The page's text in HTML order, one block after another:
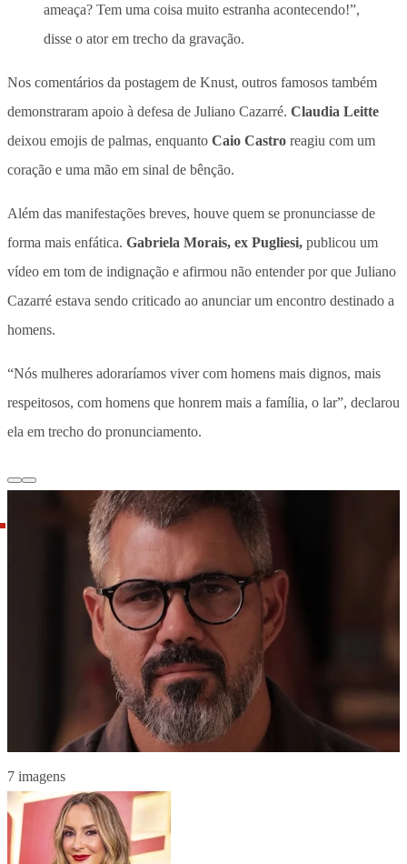
ameaça? Tem uma coisa muito estranha acontecendo!”,
disse o ator em trecho da gravação.
Nos comentários da postagem de Knust, outros famosos também
demonstraram apoio à defesa de Juliano Cazarré. Claudia Leitte
deixou emojis de palmas, enquanto Caio Castro reagiu com um
coração e uma mão em sinal de bênção.
Além das manifestações breves, houve quem se pronunciasse de
forma mais enfática. Gabriela Morais, ex Pugliesi, publicou um
vídeo em tom de indignação e afirmou não entender por que Juliano
Cazarré estava sendo criticado ao anunciar um encontro destinado a
homens.
“Nós mulheres adoraríamos viver com homens mais dignos, mais
respeitosos, com homens que honrem mais a família, o lar”, declarou
ela em trecho do pronunciamento.
7 imagens